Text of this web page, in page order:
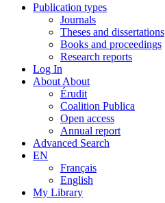
Publication types
Journals
Theses and dissertations
Books and proceedings
Research reports
Log In
About About
Érudit
Coalition Publica
Open access
Annual report
Advanced Search
EN
Français
English
My Library